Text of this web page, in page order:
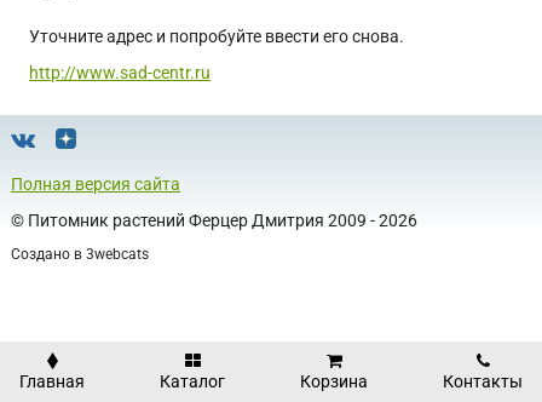
Уточните адрес и попробуйте ввести его снова.
http://www.sad-centr.ru
Полная версия сайта
© Питомник растений Ферцер Дмитрия 2009 - 2026
Создано в 3webcats
Главная Каталог Корзина Контакты